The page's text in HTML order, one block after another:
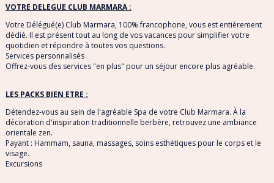
VOTRE DELEGUE CLUB MARMARA :
Votre Délégué(e) Club Marmara, 100% francophone, vous est entièrement
dédié. Il est présent tout au long de vos vacances pour simplifier votre
quotidien et répondre à toutes vos questions.
Services personnalisés
Offrez-vous des services "en plus" pour un séjour encore plus agréable.
LES PACKS BIEN ETRE :
Détendez-vous au sein de l'agréable Spa de votre Club Marmara. À la
décoration d'inspiration traditionnelle berbère, retrouvez une ambiance
orientale zen.
Payant : Hammam, sauna, massages, soins esthétiques pour le corps et le
visage.
Excursions